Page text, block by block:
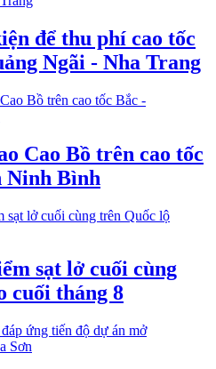
để thu phí cao tốc
Ngãi - Nha Trang
Cao Bồ trên cao tốc
Ninh Bình
sạt lở cuối cùng
cuối tháng 8